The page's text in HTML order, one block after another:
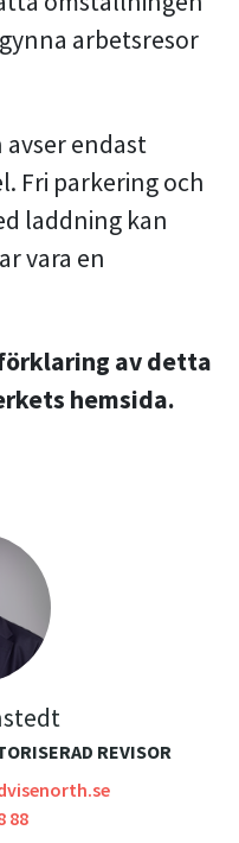
arbetsresor
endast
Fri parkering och
laddning kan
vara en
av detta
hemsida.
REVISOR
88